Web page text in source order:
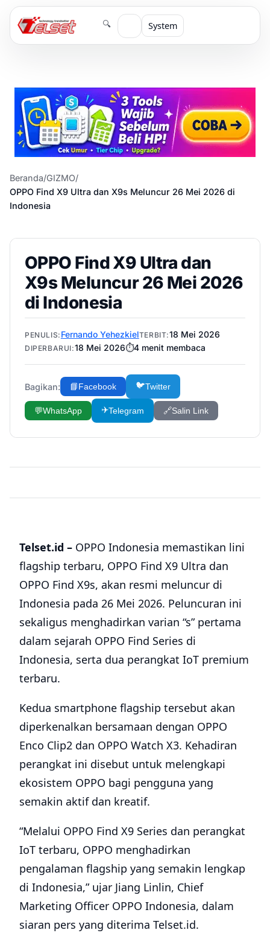
🔍 System
Beranda/GIZMO/
OPPO Find X9 Ultra dan X9s Meluncur 26 Mei 2026 di
Indonesia
OPPO Find X9 Ultra dan
X9s Meluncur 26 Mei 2026
di Indonesia
PENULIS: Fernando YehezkielTERBIT:18 Mei 2026
DIPERBARUI:18 Mei 2026⏱️4menit membaca
Bagikan: 📘Facebook 🐦Twitter
💬WhatsApp ✈️Telegram 🔗Salin Link
Telset.id – OPPO Indonesia memastikan lini
flagship terbaru, OPPO Find X9 Ultra dan
OPPO Find X9s, akan resmi meluncur di
Indonesia pada 26 Mei 2026. Peluncuran ini
sekaligus menghadirkan varian “s” pertama
dalam sejarah OPPO Find Series di
Indonesia, serta dua perangkat IoT premium
terbaru.
Kedua smartphone flagship tersebut akan
diperkenalkan bersamaan dengan OPPO
Enco Clip2 dan OPPO Watch X3. Kehadiran
perangkat ini disebut untuk melengkapi
ekosistem OPPO bagi pengguna yang
semakin aktif dan kreatif.
“Melalui OPPO Find X9 Series dan perangkat
IoT terbaru, OPPO menghadirkan
pengalaman flagship yang semakin lengkap
di Indonesia,” ujar Jiang Linlin, Chief
Marketing Officer OPPO Indonesia, dalam
siaran pers yang diterima Telset.id.